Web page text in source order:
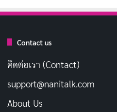
ผู้ใช้หลายคนรีวิวว่า Puricas
ลดรอยแผลเป็นจากสิวได้จริง โ
จางลงเร็วภายใน 2-4 สัปดาห์ เ
Contact us
ติดต่อเรา (Contact)
support@nanitalk.com
About Us